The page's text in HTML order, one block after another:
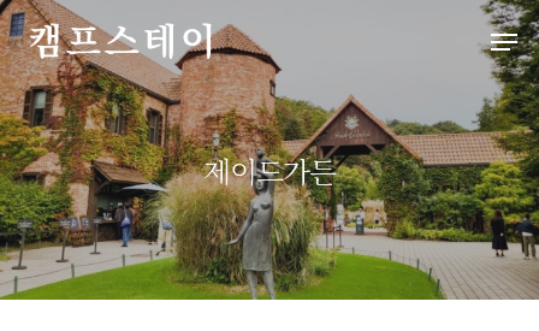
Hit enter to search or ESC to close
제이드가든